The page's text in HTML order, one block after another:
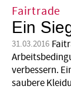
Fairtrade
Ein
31.03.2016
verbessern.
saubere